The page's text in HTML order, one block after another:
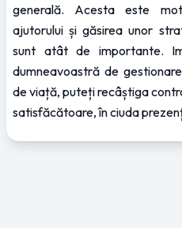
generală. Acesta este
ajutorului și găsirea unor
sunt atât de importante.
dumneavoastră de
de viață, puteți recâștiga
satisfăcătoare, în ciuda